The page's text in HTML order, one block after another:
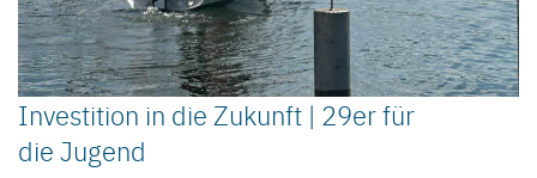
Investition in die Zukunft | 29er für
die Jugend